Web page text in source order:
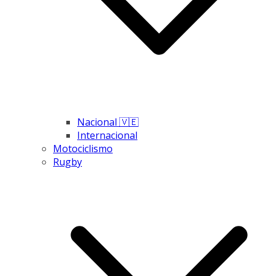
Nacional 🇻🇪
Internacional
Motociclismo
Rugby